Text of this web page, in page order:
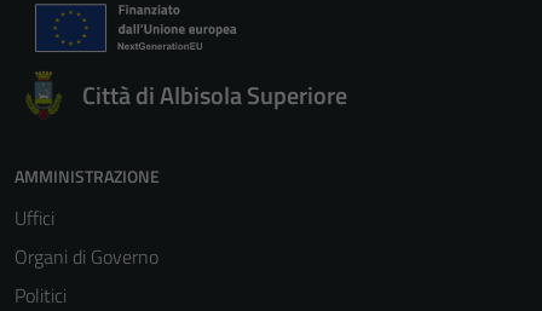
Città di Albisola Superiore
AMMINISTRAZIONE
Uffici
Organi di Governo
Politici